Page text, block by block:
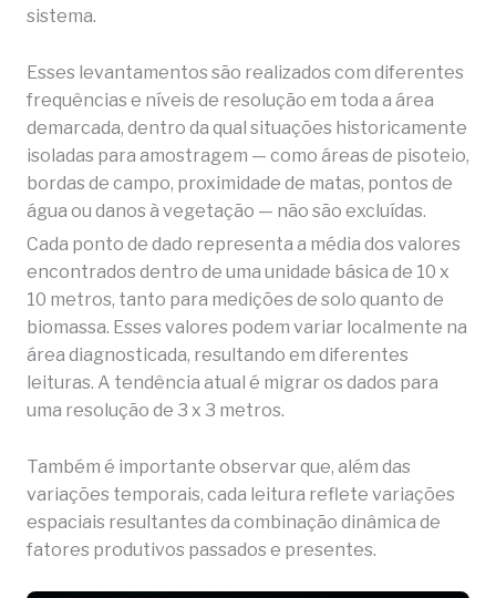
sistema.
Esses levantamentos são realizados com diferentes
frequências e níveis de resolução em toda a área
demarcada, dentro da qual situações historicamente
isoladas para amostragem — como áreas de pisoteio,
bordas de campo, proximidade de matas, pontos de
água ou danos à vegetação — não são excluídas.
Cada ponto de dado representa a média dos valores
encontrados dentro de uma unidade básica de 10 x
10 metros, tanto para medições de solo quanto de
biomassa. Esses valores podem variar localmente na
área diagnosticada, resultando em diferentes
leituras. A tendência atual é migrar os dados para
uma resolução de 3 x 3 metros.
Também é importante observar que, além das
variações temporais, cada leitura reflete variações
espaciais resultantes da combinação dinâmica de
fatores produtivos passados e presentes.